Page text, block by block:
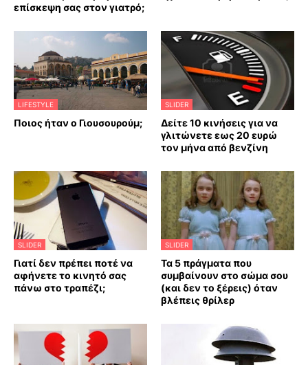
επίσκεψη σας στον γιατρό;
LIFESTYLE
Ποιος ήταν ο Γιουσουρούμ;
SLIDER
Δείτε 10 κινήσεις για να
γλιτώνετε εως 20 ευρώ
τον μήνα από βενζίνη
SLIDER
Γιατί δεν πρέπει ποτέ να
αφήνετε το κινητό σας
πάνω στο τραπέζι;
SLIDER
Τα 5 πράγματα που
συμβαίνουν στο σώμα σου
(και δεν το ξέρεις) όταν
βλέπεις θρίλερ